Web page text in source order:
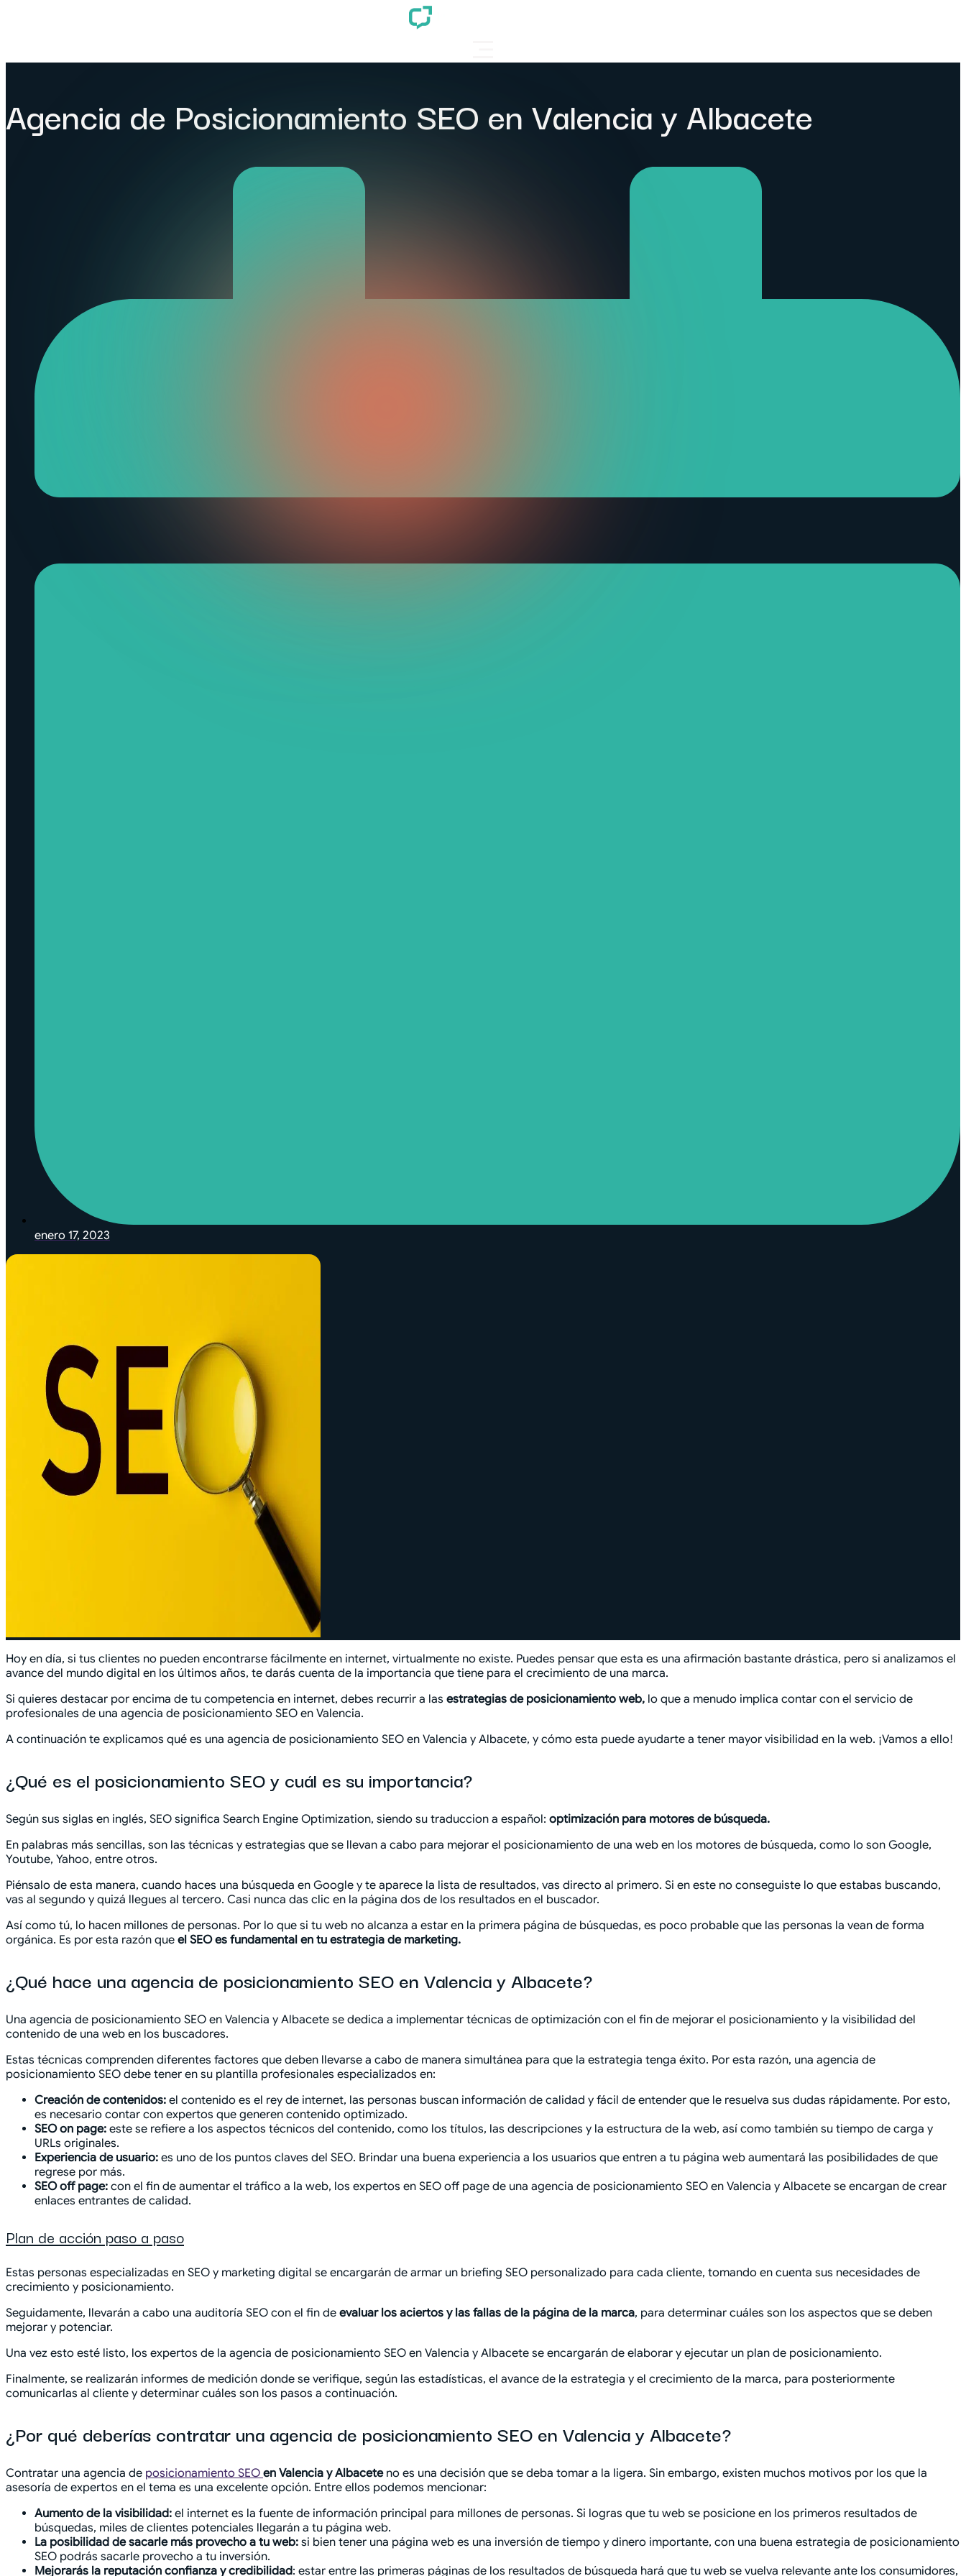
Agencia de Posicionamiento SEO en Valencia y Albacete
enero 17, 2023
Hoy en día, si tus clientes no pueden encontrarse fácilmente en internet, virtualmente no existe. Puedes pensar que esta es una afirmación bastante drástica, pero si analizamos el
avance del mundo digital en los últimos años, te darás cuenta de la importancia que tiene para el crecimiento de una marca.
Si quieres destacar por encima de tu competencia en internet, debes recurrir a las estrategias de posicionamiento web, lo que a menudo implica contar con el servicio de
profesionales de una agencia de posicionamiento SEO en Valencia.
A continuación te explicamos qué es una agencia de posicionamiento SEO en Valencia y Albacete, y cómo esta puede ayudarte a tener mayor visibilidad en la web. ¡Vamos a ello!
¿Qué es el posicionamiento SEO y cuál es su importancia?
Según sus siglas en inglés, SEO significa Search Engine Optimization, siendo su traduccion a español: optimización para motores de búsqueda.
En palabras más sencillas, son las técnicas y estrategias que se llevan a cabo para mejorar el posicionamiento de una web en los motores de búsqueda, como lo son Google,
Youtube, Yahoo, entre otros.
Piénsalo de esta manera, cuando haces una búsqueda en Google y te aparece la lista de resultados, vas directo al primero. Si en este no conseguiste lo que estabas buscando,
vas al segundo y quizá llegues al tercero. Casi nunca das clic en la página dos de los resultados en el buscador.
Así como tú, lo hacen millones de personas. Por lo que si tu web no alcanza a estar en la primera página de búsquedas, es poco probable que las personas la vean de forma
orgánica. Es por esta razón que el SEO es fundamental en tu estrategia de marketing.
¿Qué hace una agencia de posicionamiento SEO en Valencia y Albacete?
Una agencia de posicionamiento SEO en Valencia y Albacete se dedica a implementar técnicas de optimización con el fin de mejorar el posicionamiento y la visibilidad del
contenido de una web en los buscadores.
Estas técnicas comprenden diferentes factores que deben llevarse a cabo de manera simultánea para que la estrategia tenga éxito. Por esta razón, una agencia de
posicionamiento SEO debe tener en su plantilla profesionales especializados en:
Creación de contenidos: el contenido es el rey de internet, las personas buscan información de calidad y fácil de entender que le resuelva sus dudas rápidamente. Por esto,
es necesario contar con expertos que generen contenido optimizado.
SEO on page: este se refiere a los aspectos técnicos del contenido, como los títulos, las descripciones y la estructura de la web, así como también su tiempo de carga y
URLs originales.
Experiencia de usuario: es uno de los puntos claves del SEO. Brindar una buena experiencia a los usuarios que entren a tu página web aumentará las posibilidades de que
regrese por más.
SEO off page: con el fin de aumentar el tráfico a la web, los expertos en SEO off page de una agencia de posicionamiento SEO en Valencia y Albacete se encargan de crear
enlaces entrantes de calidad.
Plan de acción paso a paso
Estas personas especializadas en SEO y marketing digital se encargarán de armar un briefing SEO personalizado para cada cliente, tomando en cuenta sus necesidades de
crecimiento y posicionamiento.
Seguidamente, llevarán a cabo una auditoría SEO con el fin de evaluar los aciertos y las fallas de la página de la marca, para determinar cuáles son los aspectos que se deben
mejorar y potenciar.
Una vez esto esté listo, los expertos de la agencia de posicionamiento SEO en Valencia y Albacete se encargarán de elaborar y ejecutar un plan de posicionamiento.
Finalmente, se realizarán informes de medición donde se verifique, según las estadísticas, el avance de la estrategia y el crecimiento de la marca, para posteriormente
comunicarlas al cliente y determinar cuáles son los pasos a continuación.
¿Por qué deberías contratar una agencia de posicionamiento SEO en Valencia y Albacete?
Contratar una agencia de posicionamiento SEO en Valencia y Albaceteno es una decisión que se deba tomar a la ligera. Sin embargo, existen muchos motivos por los que la
asesoría de expertos en el tema es una excelente opción. Entre ellos podemos mencionar:
Aumento de la visibilidad: el internet es la fuente de información principal para millones de personas. Si logras que tu web se posicione en los primeros resultados de
búsquedas, miles de clientes potenciales llegarán a tu página web.
La posibilidad de sacarle más provecho a tu web: si bien tener una página web es una inversión de tiempo y dinero importante, con una buena estrategia de posicionamiento
SEO podrás sacarle provecho a tu inversión.
Mejorarás la reputación confianza y credibilidad: estar entre las primeras páginas de los resultados de búsqueda hará que tu web se vuelva relevante ante los consumidores,